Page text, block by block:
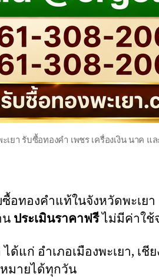
เยา รับซื้อทองคำ เพชร เครื่องเงิน นาค
ซื้อทองคำแท้ในจังหวัดพะเย
น ประเมินราคาฟรีไม่มีค่าใช้
ด้แก่ อำเภอเมืองพะเยา, เ
มายได้ทุกวัน